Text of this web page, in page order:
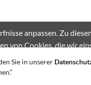
Sie in unserer
anpassen. Zu
von Cookies, die wir
EINVERSTANDEN